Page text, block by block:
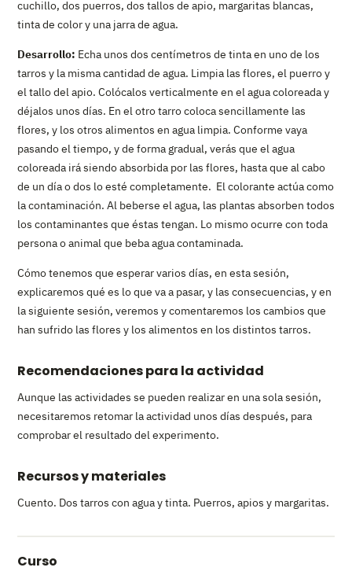
cuchillo, dos puerros, dos tallos de apio, margaritas blancas,
tinta de color y una jarra de agua.
Desarrollo: Echa unos dos centímetros de tinta en uno de los
tarros y la misma cantidad de agua. Limpia las flores, el puerro y
el tallo del apio. Colócalos verticalmente en el agua coloreada y
déjalos unos días. En el otro tarro coloca sencillamente las
flores, y los otros alimentos en agua limpia. Conforme vaya
pasando el tiempo, y de forma gradual, verás que el agua
coloreada irá siendo absorbida por las flores, hasta que al cabo
de un día o dos lo esté completamente. El colorante actúa como
la contaminación. Al beberse el agua, las plantas absorben todos
los contaminantes que éstas tengan. Lo mismo ocurre con toda
persona o animal que beba agua contaminada.
Cómo tenemos que esperar varios días, en esta sesión,
explicaremos qué es lo que va a pasar, y las consecuencias, y en
la siguiente sesión, veremos y comentaremos los cambios que
han sufrido las flores y los alimentos en los distintos tarros.
Recomendaciones para la actividad
Aunque las actividades se pueden realizar en una sola sesión,
necesitaremos retomar la actividad unos días después, para
comprobar el resultado del experimento.
Recursos y materiales
Cuento. Dos tarros con agua y tinta. Puerros, apios y margaritas.
Curso